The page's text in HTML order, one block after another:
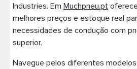
Industries. Em Muchpneu.pt
melhores preços e estoque real
necessidades de condução com
superior.
Navegue pelos diferentes